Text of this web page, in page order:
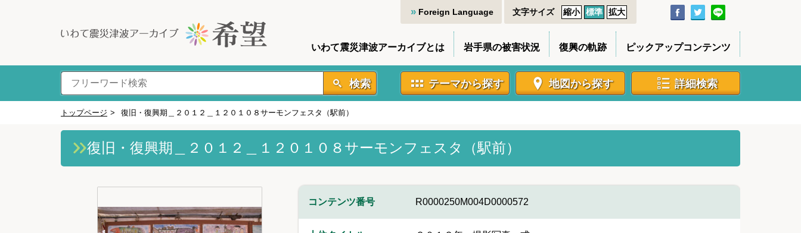
Foreign Language 文字サイズ 縮小 標準 拡大
いわて震災津波アーカイブとは 岩手県の被害状況 復興の軌跡 ピックアップコンテンツ
検索 テーマから探す 地図から探す 詳細検索
トップページ > 復旧・復興期＿２０１２＿１２０１０８サーモンフェスタ（駅前）
復旧・復興期＿２０１２＿１２０１０８サーモンフェスタ（駅前）
コンテンツ番号 R0000250M004D0000572